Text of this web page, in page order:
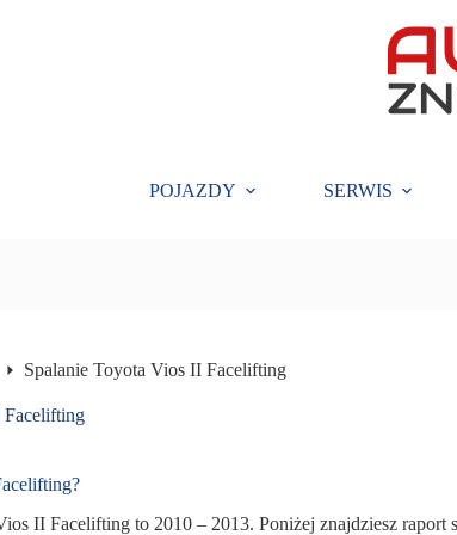
POJAZDY SERWIS
Spalanie Toyota Vios II Facelifting
Facelifting
II Facelifting to 2010 – 2013. Poniżej znajdziesz raport